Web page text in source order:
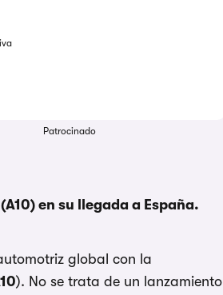
Patrocinado
en su llegada a España.
global con la
). No se trata de un lanzamiento